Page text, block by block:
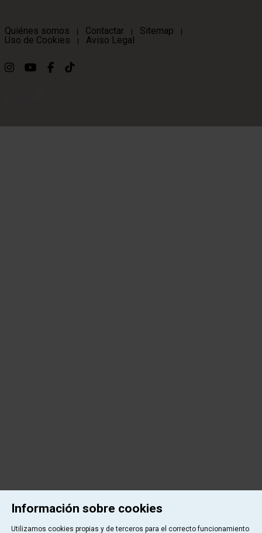
Quiénes somos | Contactar | Sitemap |
Uso de Cookies | Aviso Legal
Link a instagram
Link a youtube
Link a facebook
Link a ticktok
Información sobre cookies
Utilizamos cookies propias y de terceros para el correcto funcionamiento